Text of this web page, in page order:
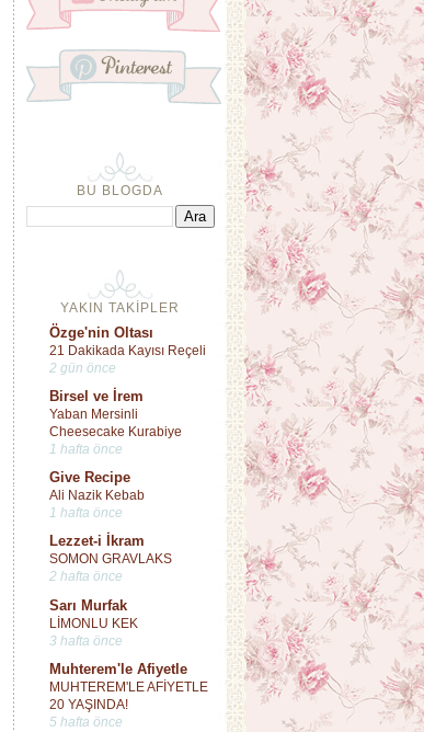
BU BLOGDA
YAKIN TAKİPLER
Özge'nin Oltası
21 Dakikada Kayısı Reçeli
2 gün önce
Birsel ve İrem
Yaban Mersinli
Cheesecake Kurabiye
1 hafta önce
Give Recipe
Ali Nazik Kebab
1 hafta önce
Lezzet-i İkram
SOMON GRAVLAKS
2 hafta önce
Sarı Murfak
LİMONLU KEK
3 hafta önce
Muhterem'le Afiyetle
MUHTEREM'LE AFİYETLE
20 YAŞINDA!
5 hafta önce